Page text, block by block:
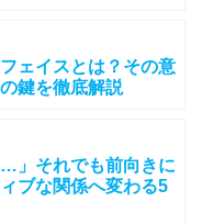
ェイスとは？その意
鍵を徹底解説
…」それでも前向きに
ブな関係へ変わる5